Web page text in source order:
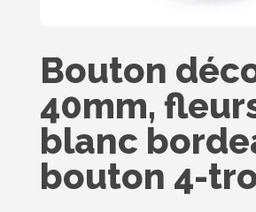
Bouton
40mm,
blanc
bouton 4-